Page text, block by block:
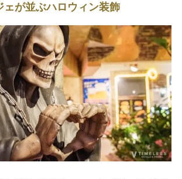
ェが並ぶハロウィン装飾